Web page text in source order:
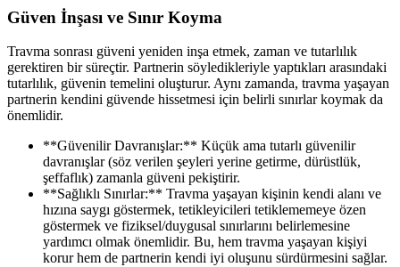
Güven İnşası ve Sınır Koyma
Travma sonrası güveni yeniden inşa etmek, zaman ve tutarlılık
gerektiren bir süreçtir. Partnerin söyledikleriyle yaptıkları arasındaki
tutarlılık, güvenin temelini oluşturur. Aynı zamanda, travma yaşayan
partnerin kendini güvende hissetmesi için belirli sınırlar koymak da
önemlidir.
**Güvenilir Davranışlar:** Küçük ama tutarlı güvenilir
davranışlar (söz verilen şeyleri yerine getirme, dürüstlük,
şeffaflık) zamanla güveni pekiştirir.
**Sağlıklı Sınırlar:** Travma yaşayan kişinin kendi alanı ve
hızına saygı göstermek, tetikleyicileri tetiklememeye özen
göstermek ve fiziksel/duygusal sınırlarını belirlemesine
yardımcı olmak önemlidir. Bu, hem travma yaşayan kişiyi
korur hem de partnerin kendi iyi oluşunu sürdürmesini sağlar.